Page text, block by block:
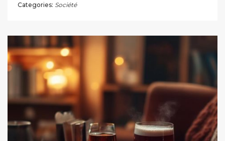
Categories: Société